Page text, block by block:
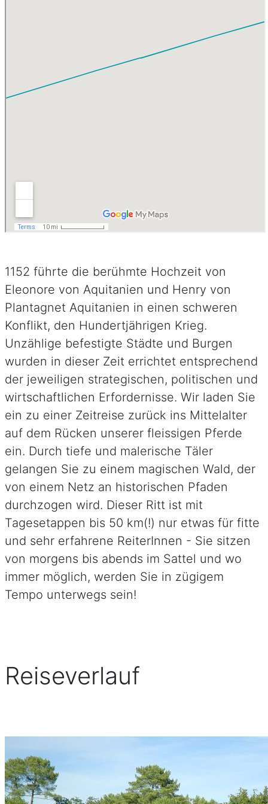
1152 führte die berühmte Hochzeit von
Eleonore von Aquitanien und Henry von
Plantagnet Aquitanien in einen schweren
Konflikt, den Hundertjährigen Krieg.
Unzählige befestigte Städte und Burgen
wurden in dieser Zeit errichtet entsprechend
der jeweiligen strategischen, politischen und
wirtschaftlichen Erfordernisse. Wir laden Sie
ein zu einer Zeitreise zurück ins Mittelalter
auf dem Rücken unserer fleissigen Pferde
ein. Durch tiefe und malerische Täler
gelangen Sie zu einem magischen Wald, der
von einem Netz an historischen Pfaden
durchzogen wird. Dieser Ritt ist mit
Tagesetappen bis 50 km(!) nur etwas für fitte
und sehr erfahrene ReiterInnen - Sie sitzen
von morgens bis abends im Sattel und wo
immer möglich, werden Sie in zügigem
Tempo unterwegs sein!
Reiseverlauf